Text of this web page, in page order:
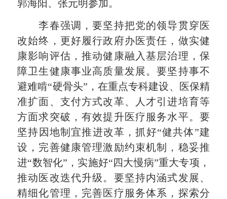
郭海阳、张元明参加。
李春强调，要坚持把党的领导贯穿医
改始终，更好履行政府办医责任，做实健
康影响评估，推动健康融入基层治理，保
障卫生健康事业高质量发展。要坚持事不
避难啃“硬骨头”，在重点专科建设、医保精
准扩面、支付方式改革、人才引进培育等
方面求突破，有效提升医疗服务水平。要
坚持因地制宜推进改革，抓好“健共体”建
设，完善健康管理激励约束机制，稳妥推
进“数智化”，实施好“四大慢病”重大专项，
推动医改迭代升级。要坚持内涵式发展、
精细化管理，完善医疗服务体系，探索分